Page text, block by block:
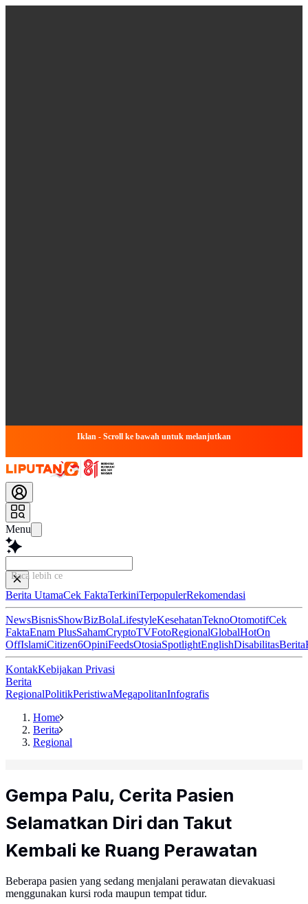
Iklan - Scroll ke bawah untuk melanjutkan
Menu
Baca lebih cepat...
Berita UtamaCek FaktaTerkiniTerpopulerRekomendasi
NewsBisnisShowBizBolaLifestyleKesehatanTeknoOtomotifCek
FaktaEnam PlusSahamCryptoTVFotoRegionalGlobalHotOn
OffIslamiCitizen6OpiniFeedsOtosiaSpotlightEnglishDisabilitasBerita
KontakKebijakan Privasi
Berita
RegionalPolitikPeristiwaMegapolitanInfografis
Home
Berita
Regional
Gempa Palu, Cerita Pasien
Selamatkan Diri dan Takut
Kembali ke Ruang Perawatan
Beberapa pasien yang sedang menjalani perawatan dievakuasi
menggunakan kursi roda maupun tempat tidur.